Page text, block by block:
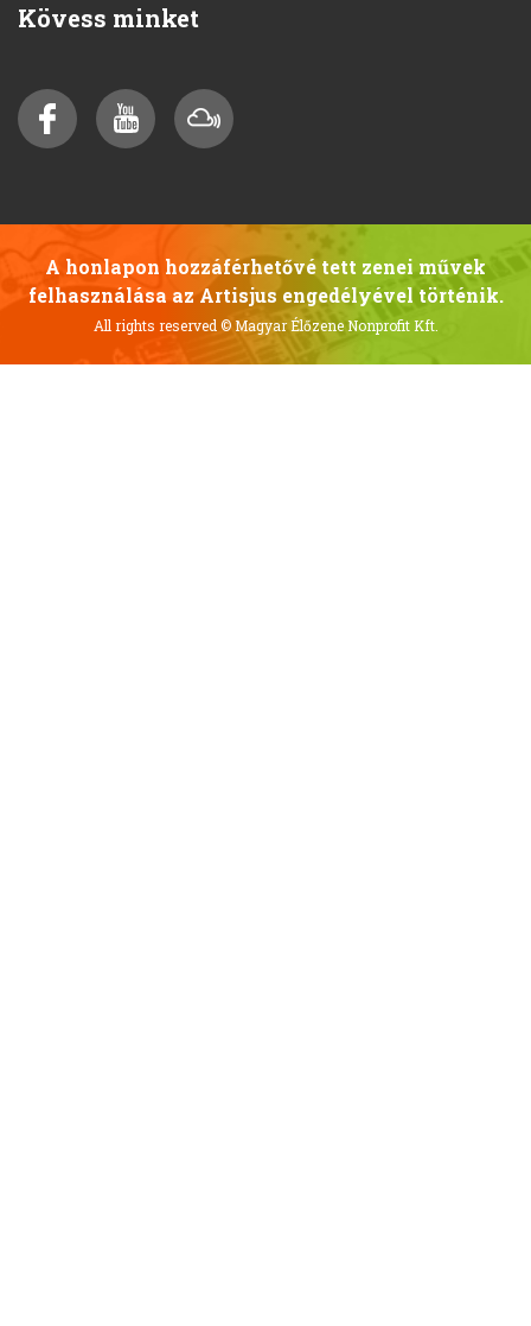
Kövess minket
A honlapon hozzáférhetővé tett zenei művek
felhasználása az Artisjus engedélyével történik.
All rights reserved © Magyar Élőzene Nonprofit Kft.